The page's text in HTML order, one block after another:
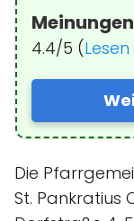
Meinungen
4.4/5 (
Die
St. Pankratius